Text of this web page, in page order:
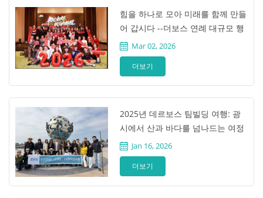
힘을 하나로 모아 미래를 함께 만들
어 갑시다 --더보스 연례 대규모 행
사가 성공적으로 마무리되었습니
다
Mar 02, 2026
더보기
2025년 데르보스 팀빌딩 여행: 광
시에서 산과 바다를 넘나드는 여정
Jan 16, 2026
더보기